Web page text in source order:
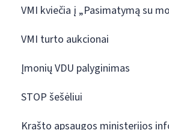
VMI kviečia į „Pasimatymą su
VMI turto aukcionai
Įmonių VDU palyginimas
STOP šešėliui
Krašto apsaugos ministerijos